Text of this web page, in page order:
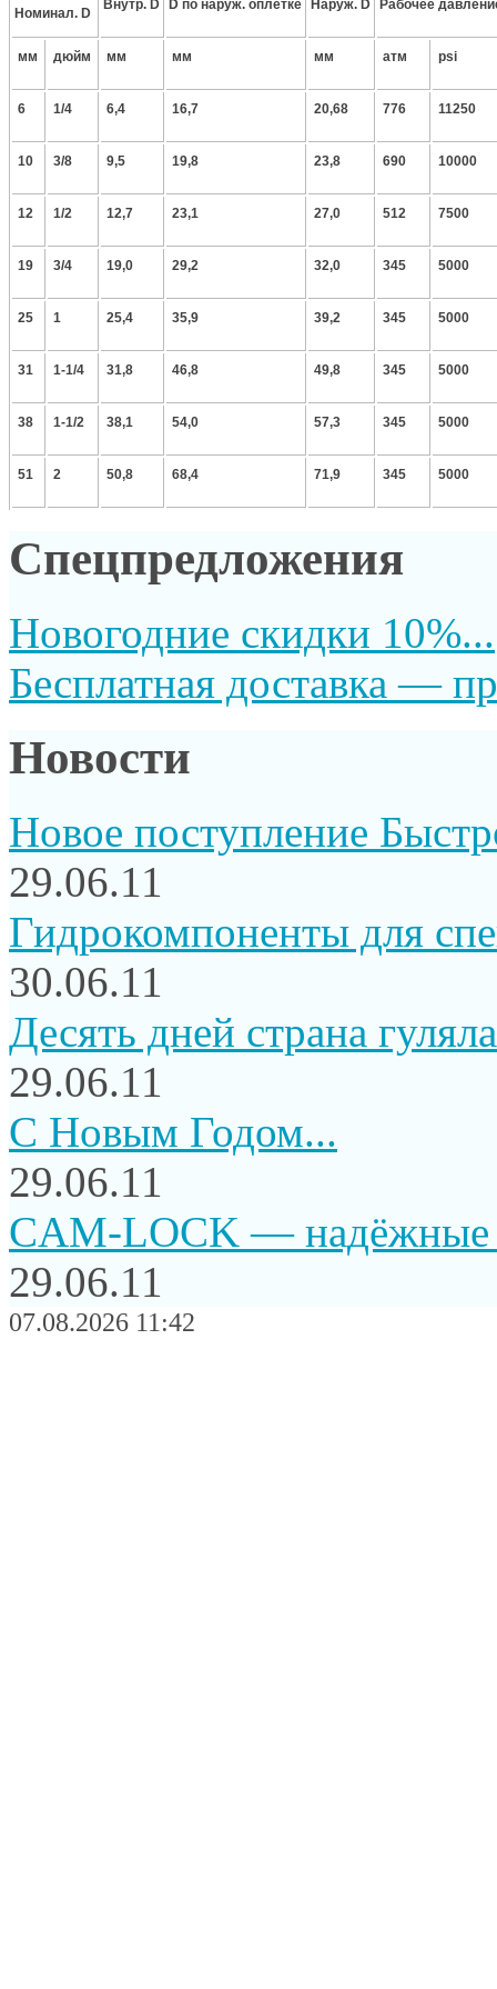
Номинал. D
Внутр. D D по наруж. оплётке Наруж. D Рабочее
мм дюйм мм мм мм атм psi
6 1/4 6,4 16,7 20,68 776 11250
10 3/8 9,5 19,8 23,8 690 10000
12 1/2 12,7 23,1 27,0 512 7500
19 3/4 19,0 29,2 32,0 345 5000
25 1 25,4 35,9 39,2 345 5000
31 1-1/4 31,8 46,8 49,8 345 5000
38 1-1/2 38,1 54,0 57,3 345 5000
51 2 50,8 68,4 71,9 345 5000
Спецпредложения
Новогодние скидки 10%...
Бесплатная доставка —
Новости
Новое поступление
29.06.11
Гидрокомпоненты для
30.06.11
Десять дней страна
29.06.11
C Новым Годом...
29.06.11
CAM-LOCK — надёжные
29.06.11
07.08.2026 11:42